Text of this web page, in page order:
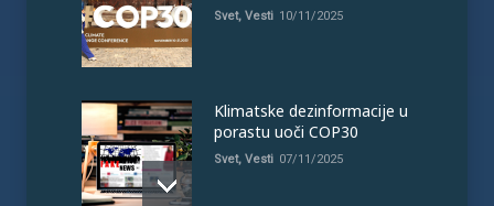
Svet, Vesti 10/11/2025
Klimatske dezinformacije u
porastu uoči COP30
Svet, Vesti 07/11/2025